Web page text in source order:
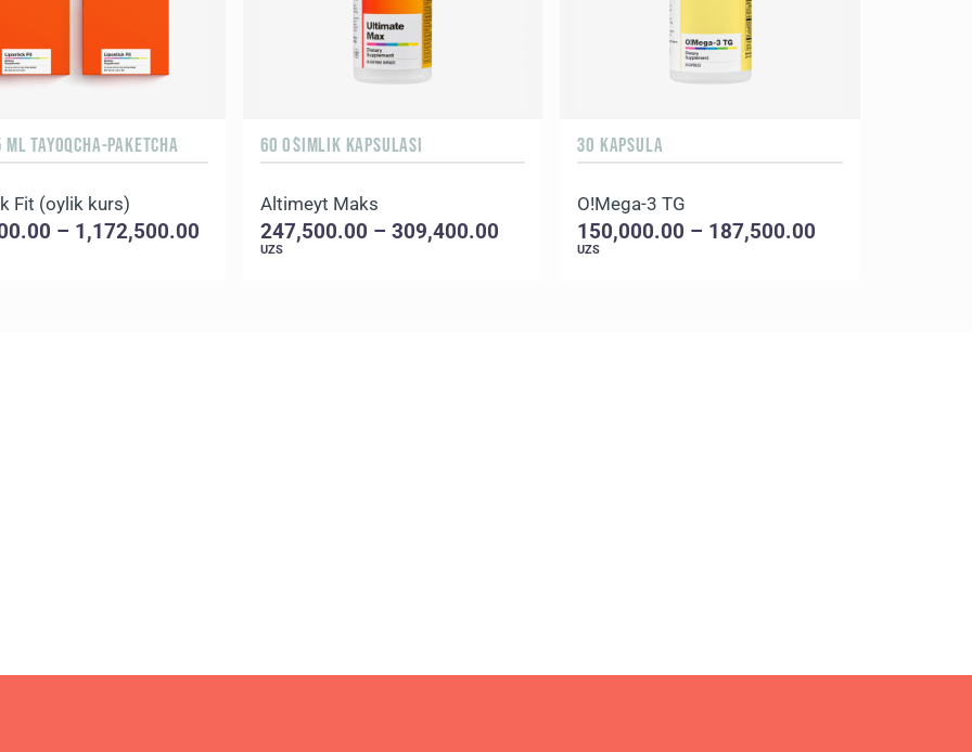
TAYOQCHA-PAKETCHA
Fit (oylik kurs)
– 1,172,500.00
60 O`SIMLIK KAPSULASI
Altimeyt Maks
247,500.00 – 309,400.00
UZS
30 KAPSULA
O!Mega-3 TG
150,000.00 – 187,500.00
UZS